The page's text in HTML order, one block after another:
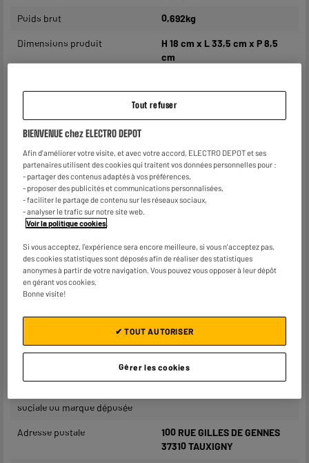
Poids brut 0,692kg
Dimensions produit
H 18 cm x L 33,5 cm x P 8,5
cm
cm
Caractéristiques
complémentaires
Sobre, design et extra plate
votre intérieur. Grâce à son
accroche murale et à son pied
intégré, vous pouvez la fixer
au mur ou la poser sur un
meuble.
Peut être alimentée par un
adaptateur TNT ou un
téléviseur (équipée de la
Réduit les perturbations liées
à la 4G / 5G (filtre intégré)
Conforme Directive RED
UHF : 460 - 790 MHz
sociale ou marque déposée
Adresse postale
100 RUE GILLES DE GENNES
37310 TAUXIGNY
Tout refuser
BIENVENUE chez ELECTRO DEPOT
Afin d'améliorer votre visite, et avec votre accord, ELECTRO DEPOT et ses
partenaires utilisent des cookies qui traitent vos données personnelles pour :
- partager des contenus adaptés à vos préférences,
- proposer des publicités et communications personnalisées,
- faciliter le partage de contenu sur les réseaux sociaux,
- analyser le trafic sur notre site web.
Voir la politique cookies.
Si vous acceptez, l'expérience sera encore meilleure, si vous n'acceptez pas,
des cookies statistiques sont déposés afin de réaliser des statistiques
anonymes à partir de votre navigation. Vous pouvez vous opposer à leur dépôt
en gérant vos cookies.
Bonne visite!
Gérer les cookies
✔ TOUT AUTORISER